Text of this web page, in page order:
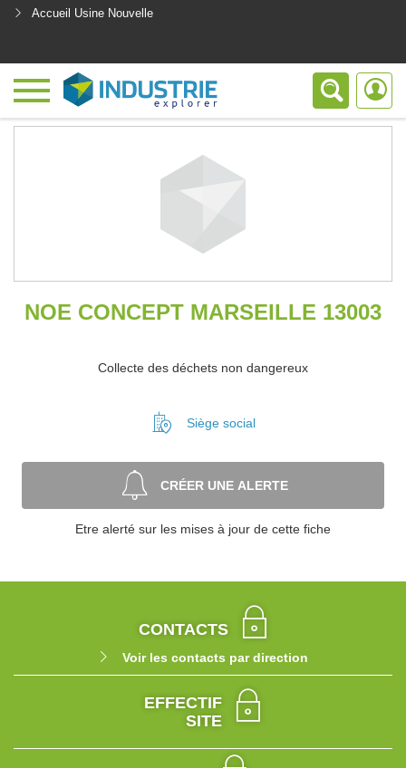
Accueil Usine Nouvelle
NOE CONCEPT MARSEILLE 13003
Collecte des déchets non dangereux
Siège social
CRÉER UNE ALERTE
Etre alerté sur les mises à jour de cette fiche
CONTACTS
Voir les contacts par direction
EFFECTIF
SITE